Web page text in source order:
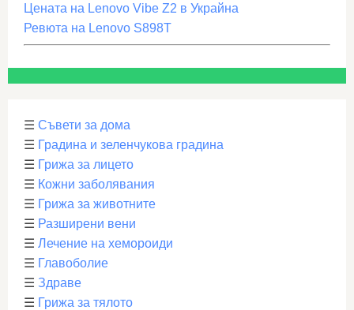
Цената на Lenovo Vibe Z2 в Украйна
Ревюта на Lenovo S898T
☰ Съвети за дома
☰ Градина и зеленчукова градина
☰ Грижа за лицето
☰ Кожни заболявания
☰ Грижа за животните
☰ Разширени вени
☰ Лечение на хемороиди
☰ Главоболие
☰ Здраве
☰ Грижа за тялото